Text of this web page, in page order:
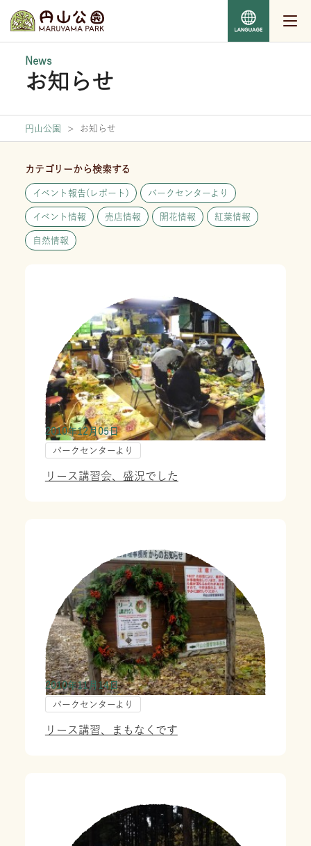
News
お知らせ
円山公園 > お知らせ
カテゴリーから検索する
イベント報告(レポート) パークセンターより
イベント情報 売店情報 開花情報 紅葉情報
自然情報
2010年12月05日
パークセンターより
リース講習会、盛況でした
2010年11月14日
パークセンターより
リース講習、まもなくです